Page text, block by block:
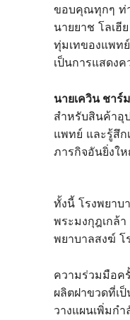
ขอบคุณทุกๆ ท่า
นายยาช โลเฮี
ทุ่มเทของแพท
เป็นการแสดง
นายเควิน ชา
สำหรับสินค้าอุ
แพทย์ และรู้สึก
ภารกิจอันยิ่งใ
ทั้งนี้ โรงพยาบ
พระมงกุฎเกล้
พยาบาลสงฆ์ โ
ความร่วมมือค
ผลิตฝาขวดที่เ
วางแผนเพิ่มก